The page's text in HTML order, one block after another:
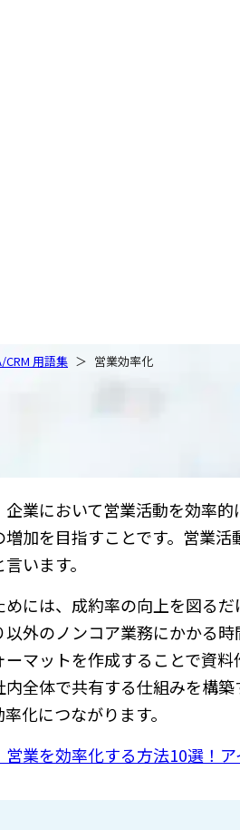
CRM 用語集 営業効率化
企業において営業活動を効率
加を目指すことです。営業
います。
には、成約率の向上を図る
外のノンコア業務にかかる
マットを作成することで資
内全体で共有する仕組みを構
化につながります。
営業を効率化する方法10選！